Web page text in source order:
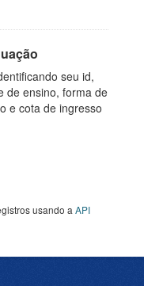
seu id,
de ensino, forma de
e cota de ingresso
usando a API